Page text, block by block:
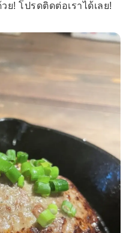
! โปรดติดต่อเราได้เลย!